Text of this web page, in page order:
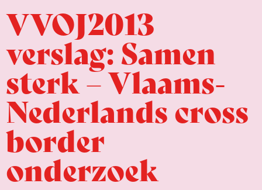
VVOJ2013
verslag: Samen
sterk – Vlaams-
Nederlands cross
border
onderzoek